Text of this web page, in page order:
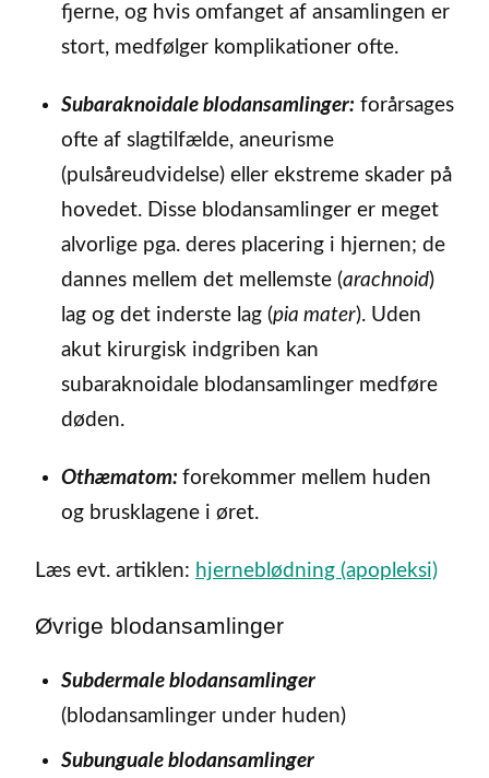
fjerne, og hvis omfanget af ansamlingen er
stort, medfølger komplikationer ofte.
Subaraknoidale blodansamlinger: forårsages
ofte af slagtilfælde, aneurisme
(pulsåreudvidelse) eller ekstreme skader på
hovedet. Disse blodansamlinger er meget
alvorlige pga. deres placering i hjernen; de
dannes mellem det mellemste (arachnoid)
lag og det inderste lag (pia mater). Uden
akut kirurgisk indgriben kan
subaraknoidale blodansamlinger medføre
døden.
Othæmatom: forekommer mellem huden
og brusklagene i øret.
Læs evt. artiklen: hjerneblødning (apopleksi)
Øvrige blodansamlinger
Subdermale blodansamlinger
(blodansamlinger under huden)
Subunguale blodansamlinger